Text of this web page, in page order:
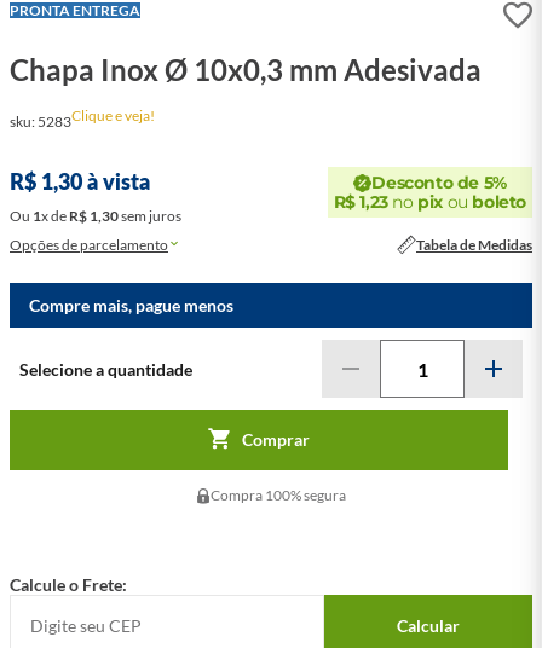
LEVE + PAGUE -
PRONTA ENTREGA
Chapa Inox Ø 10x0,3 mm Adesivada
sku: 5283Clique e veja!
R$ 1,30 à vista
Ou 1xde R$ 1,30sem juros
Desconto de 5%
R$ 1,23no pixou boleto
Opções de parcelamento Tabela de Medidas
Compre mais, pague menos
Comprar
Compra 100% segura
Calcule o Frete:
Calcular